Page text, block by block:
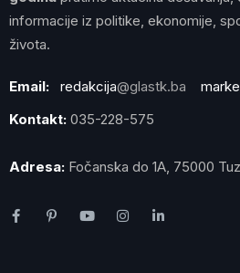
informacije iz politike, ekonomije,
života.
Email: redakcija@glastk.ba
Kontakt: 035-228-575
Adresa: Fočanska do 1A, 75000